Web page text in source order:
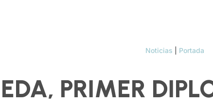
Noticias Portada
PRIMER